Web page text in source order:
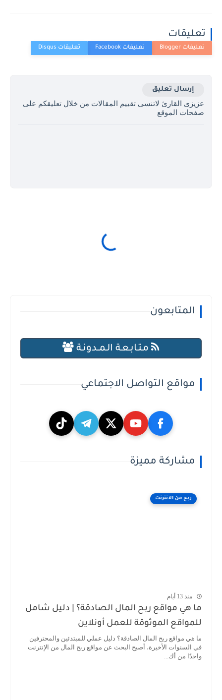
تعليقات
إرسال تعليق
عزيزى القارئ لاتنسى تقييم المقالات من خلال تعليقكم على
صفحات الموقع
المتابعون
مـتـابـعـة الـمــدونـة
مواقع التواصل الاجتماعي
مشاركة مميزة
ربح من الانترنت
منذ 13 أيام
ما هي مواقع ربح المال الصادقة؟ | دليل شامل
للمواقع الموثوقة للعمل أونلاين
ما هي مواقع ربح المال الصادقة؟ دليل عملي للمبتدئين والمحترفين
في السنوات الأخيرة، أصبح البحث عن مواقع ربح المال من الإنترنت
واحدًا من أك...